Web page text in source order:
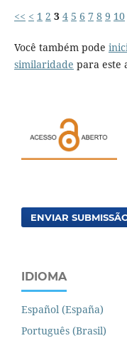
<< < 1 2 3 4 5 6 7 8 9 10
Você também pode
similaridade para este
ENVIAR
IDIOMA
Español (España)
Português (Brasil)